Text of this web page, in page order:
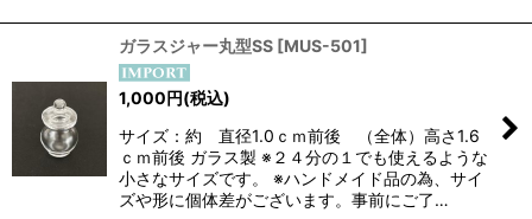
ガラスジャー丸型SS [MUS-501]
1,000円(税込)
サイズ：約 直径1.0ｃｍ前後 （全体）高さ1.6
ｃｍ前後 ガラス製 ※２４分の１でも使えるような
小さなサイズです。 ※ハンドメイド品の為、サイ
ズや形に個体差がございます。事前にご了…